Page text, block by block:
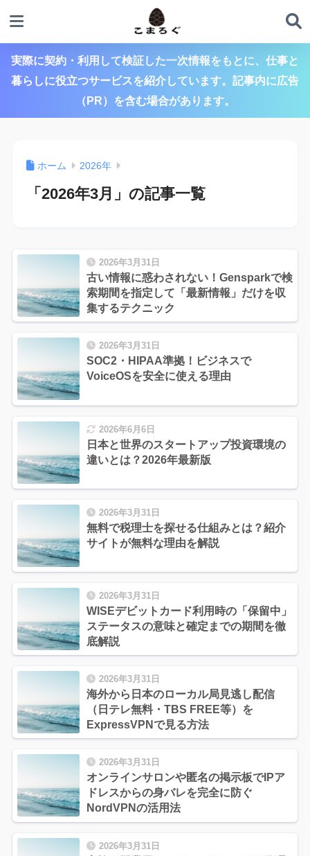
実際に契約・利用して検証した一次情報をもとに、仕事と
暮らしに役立つサービスを紹介しています。記事内に広告
（PR）を含む場合があります。
ホーム 2026年
「2026年3月」の記事一覧
2026年3月31日
古い情報に惑わされない！Gensparkで検
索期間を指定して「最新情報」だけを収
集するテクニック
2026年3月31日
SOC2・HIPAA準拠！ビジネスで
VoiceOSを安全に使える理由
2026年6月6日
日本と世界のスタートアップ投資環境の
違いとは？2026年最新版
2026年3月31日
無料で税理士を探せる仕組みとは？紹介
サイトが無料な理由を解説
2026年3月31日
WISEデビットカード利用時の「保留中」
ステータスの意味と確定までの期間を徹
底解説
2026年3月31日
海外から日本のローカル局見逃し配信
（日テレ無料・TBS FREE等）を
ExpressVPNで見る方法
2026年3月31日
オンラインサロンや匿名の掲示板でIPア
ドレスからの身バレを完全に防ぐ
NordVPNの活用法
2026年3月31日